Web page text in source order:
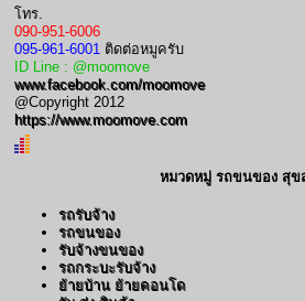
โทร.
090-951-6006
095-961-6001 ติดต่อหมูครับ
ID Line : @moomove
www.facebook.com/moomove
@Copyright 2012
https://www.moomove.com
หมวดหมู่ รถขนของ สุข
รถรับจ้าง
รถขนของ
รับจ้างขนของ
รถกระบะรับจ้าง
ย้ายบ้าน ย้ายคอนโด